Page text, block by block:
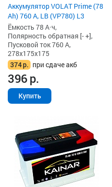
Аккумулятор VOLAT Prime (78
Ah) 760 А, LB (VP780) L3
Ёмкость 78 А·ч,
Полярность обратная [- +],
Пусковой ток 760 А,
278x175x175
374р. при сдаче акб
396р.
Купить